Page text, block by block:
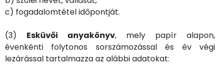
c) fogadalomtétel időpontját.
(3) Esküvői anyakönyv, mely papír alapon,
évenkénti folytonos sorszámozással és év végi
lezárással tartalmazza az alábbi adatokat: